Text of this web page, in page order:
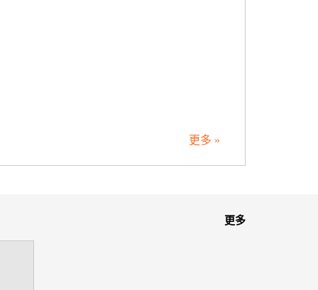
更多 »
更多